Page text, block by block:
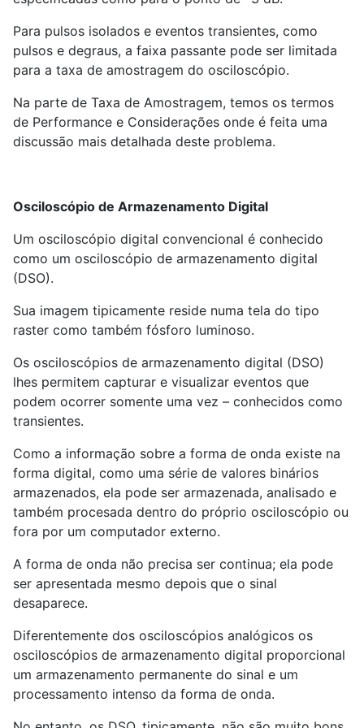
Para pulsos isolados e eventos transientes, como
pulsos e degraus, a faixa passante pode ser limitada
para a taxa de amostragem do osciloscópio.
Na parte de Taxa de Amostragem, temos os termos
de Performance e Considerações onde é feita uma
discussão mais detalhada deste problema.
Osciloscópio de Armazenamento Digital
Um osciloscópio digital convencional é conhecido
como um osciloscópio de armazenamento digital
(DSO).
Sua imagem tipicamente reside numa tela do tipo
raster como também fósforo luminoso.
Os osciloscópios de armazenamento digital (DSO)
lhes permitem capturar e visualizar eventos que
podem ocorrer somente uma vez – conhecidos como
transientes.
Como a informação sobre a forma de onda existe na
forma digital, como uma série de valores binários
armazenados, ela pode ser armazenada, analisado e
também procesada dentro do próprio osciloscópio ou
fora por um computador externo.
A forma de onda não precisa ser continua; ela pode
ser apresentada mesmo depois que o sinal
desaparece.
Diferentemente dos osciloscópios analógicos os
osciloscópios de armazenamento digital proporcional
um armazenamento permanente do sinal e um
processamento intenso da forma de onda.